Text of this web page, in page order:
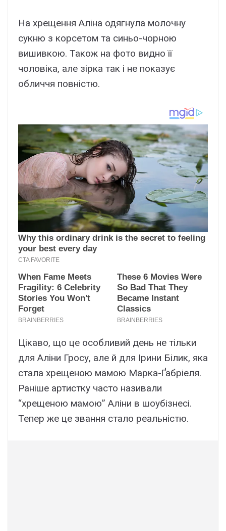
На хрещення Аліна одягнула молочну
сукню з корсетом та синьо-чорною
вишивкою. Також на фото видно її
чоловіка, але зірка так і не показує
обличчя повністю.
Цікаво, що це особливий день не тільки
для Аліни Гросу, але й для Ірини Білик, яка
стала хрещеною мамою Марка-Ґабріеля.
Раніше артистку часто називали
“хрещеною мамою” Аліни в шоубізнесі.
Тепер же це звання стало реальністю.